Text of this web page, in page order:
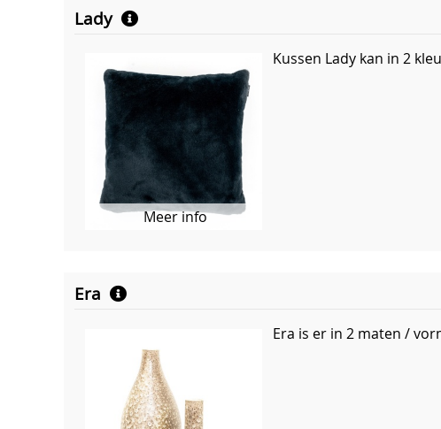
Lady
Meer info
Kussen Lady kan in 2
Era
Era is er in 2 maten /